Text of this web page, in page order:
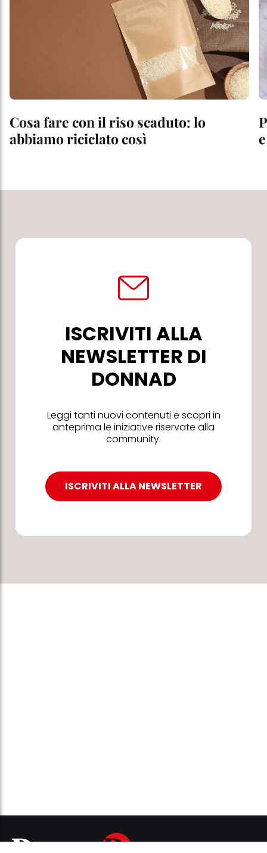
Cosa fare con il riso scaduto: lo
abbiamo riciclato così
ISCRIVITI ALLA
NEWSLETTER DI
DONNAD
Leggi tanti nuovi contenuti e scopri in
anteprima le iniziative riservate alla
community.
ISCRIVITI ALLA NEWSLETTER